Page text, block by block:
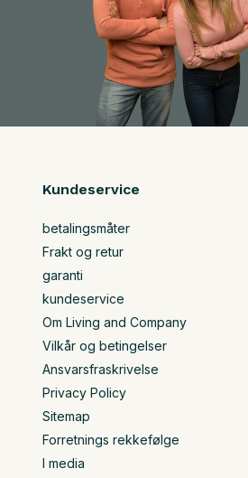
Kundeservice
betalingsmåter
Frakt og retur
garanti
kundeservice
Om Living and Company
Vilkår og betingelser
Ansvarsfraskrivelse
Privacy Policy
Sitemap
Forretnings rekkefølge
I media